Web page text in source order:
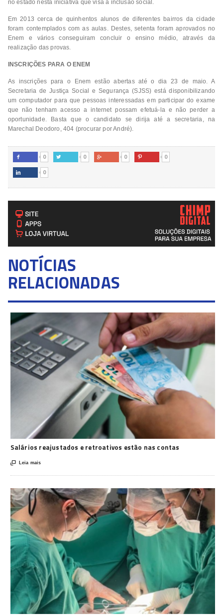
no estado nesta iniciativa que visa à inclusão social.
Em 2013 cerca de quinhentos alunos de diferentes bairros da cidade
foram contemplados com as aulas. Destes, setenta foram aprovados no
Enem e vários conseguiram concluir o ensino médio, através da
realização das provas.
INSCRIÇÕES PARA O ENEM
As inscrições para o Enem estão abertas até o dia 23 de maio. A
Secretaria de Justiça Social e Segurança (SJSS) está disponibilizando
um computador para que pessoas interessadas em participar do exame
que não tenham acesso a internet possam efetuá-la e não perder a
oportunidade. Basta que o candidato se dirija até a secretaria, na
Marechal Deodoro, 404 (procurar por André).
 0  0  0  0
 0
NOTÍCIAS
RELACIONADAS
Salários reajustados e retroativos estão nas contas
 Leia mais